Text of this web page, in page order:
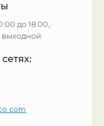
до 18:00,
выходной